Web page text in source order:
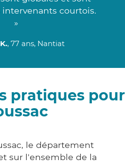
courtois.
»
, 77 ans, Nantiat
pratiques pour
le département
sur l'ensemble de la